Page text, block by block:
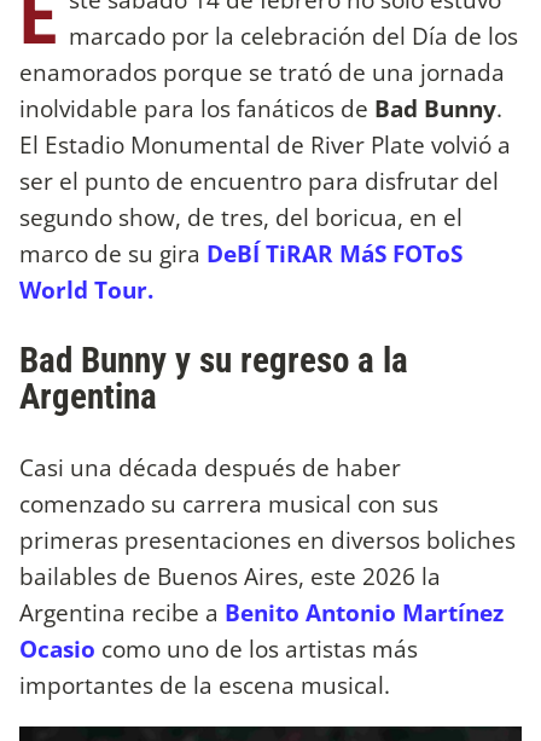
marcado por la celebración del Día de los
enamorados porque se trató de una jornada
inolvidable para los fanáticos de Bad Bunny.
El Estadio Monumental de River Plate volvió a
ser el punto de encuentro para disfrutar del
segundo show, de tres, del boricua, en el
marco de su gira DeBÍ TiRAR MáS FOToS
World Tour.
Bad Bunny y su regreso a la
Argentina
Casi una década después de haber
comenzado su carrera musical con sus
primeras presentaciones en diversos boliches
bailables de Buenos Aires, este 2026 la
Argentina recibe a Benito Antonio Martínez
Ocasio como uno de los artistas más
importantes de la escena musical.